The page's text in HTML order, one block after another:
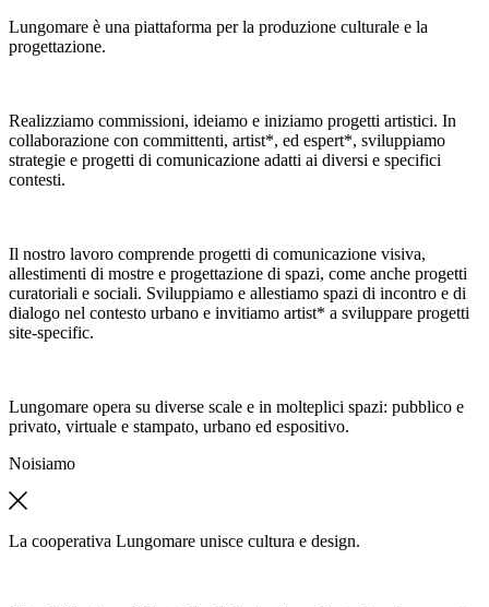
Lungomare è una piattaforma per la produzione culturale e la
progettazione.
Realizziamo commissioni, ideiamo e iniziamo progetti artistici. In
collaborazione con committenti, artist*, ed espert*, sviluppiamo
strategie e progetti di comunicazione adatti ai diversi e specifici
contesti.
Il nostro lavoro comprende progetti di comunicazione visiva,
allestimenti di mostre e progettazione di spazi, come anche progetti
curatoriali e sociali. Sviluppiamo e allestiamo spazi di incontro e di
dialogo nel contesto urbano e invitiamo artist* a sviluppare progetti
site-specific.
Lungomare opera su diverse scale e in molteplici spazi: pubblico e
privato, virtuale e stampato, urbano ed espositivo.
Noisiamo
La cooperativa Lungomare unisce cultura e design.